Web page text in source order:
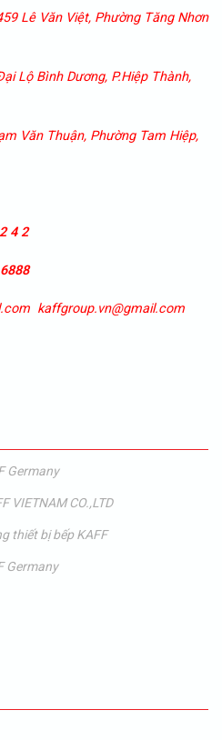
Lê Văn Việt, Phường Tăng Nhơn
Lộ Bình Dương, P.Hiệp Thành,
Văn Thuận, Phường Tam Hiệp,
4 2
kaffgroup.vn@gmail.com
Germany
VIETNAM CO.,LTD
thiết bị bếp KAFF
Germany